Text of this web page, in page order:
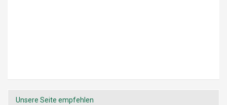
Unsere Seite empfehlen